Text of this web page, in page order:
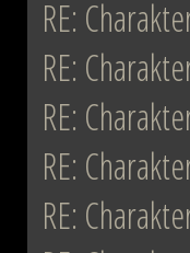
RE:
RE:
RE:
RE:
RE: